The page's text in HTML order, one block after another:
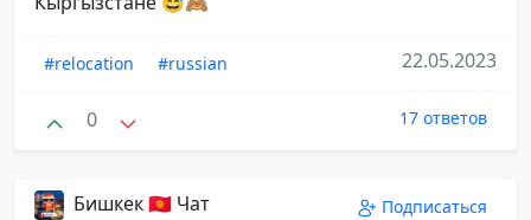
#relocation #russian 22.05.2023
0 17 ответов
Бишкек 🇰🇬 Чат
Подписаться